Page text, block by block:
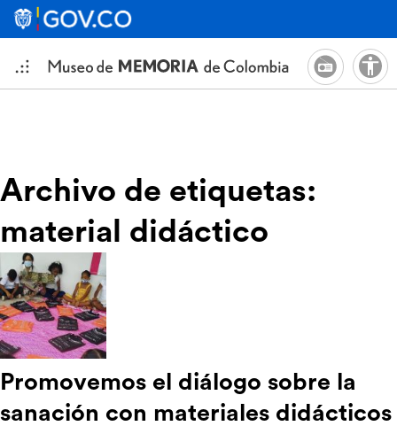
Archivo de etiquetas:
material didáctico
Promovemos el diálogo sobre la
sanación con materiales didácticos